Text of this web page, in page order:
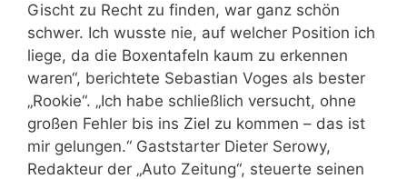
Gischt zu Recht zu finden, war ganz schön
schwer. Ich wusste nie, auf welcher Position ich
liege, da die Boxentafeln kaum zu erkennen
waren“, berichtete Sebastian Voges als bester
„Rookie“. „Ich habe schließlich versucht, ohne
großen Fehler bis ins Ziel zu kommen – das ist
mir gelungen.“ Gaststarter Dieter Serowy,
Redakteur der „Auto Zeitung“, steuerte seinen